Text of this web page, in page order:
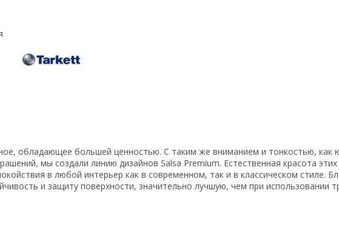
обладающее большей ценностью. С таким же вниманием и тонкостью, как
мы создали линию дизайнов Salsa Premium. Естественная красота
в любой интерьер как в современном, так и в классическом стиле.
и защиту поверхности, значительно лучшую, чем при использовании